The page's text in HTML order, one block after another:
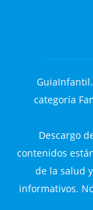
categoría
Descargo
contenidos
de la salud
informativos.